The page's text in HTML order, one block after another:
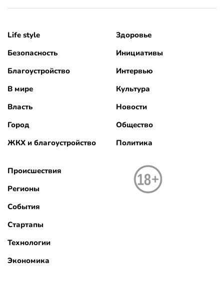
Life style
Безопасность
Благоустройство
В мире
Власть
Город
ЖКХ и благоустройство
Здоровье
Инициативы
Интервью
Культура
Новости
Общество
Политика
Происшествия
Регионы
События
Стартапы
Технологии
Экономика